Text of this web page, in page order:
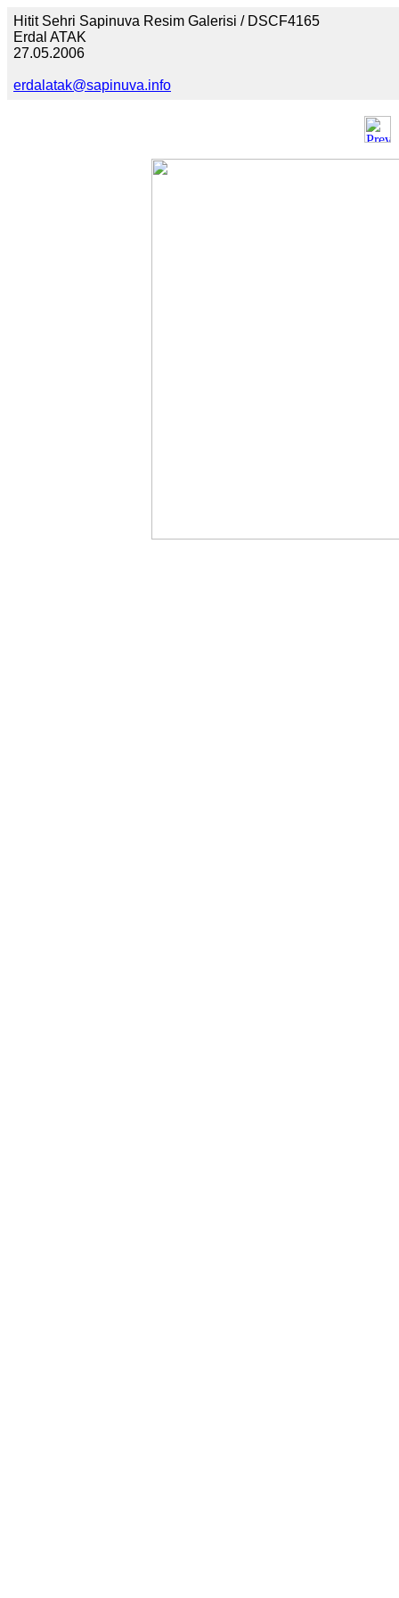
Hitit Sehri Sapinuva Resim Galerisi / DSCF4165
Erdal ATAK
27.05.2006
erdalatak@sapinuva.info